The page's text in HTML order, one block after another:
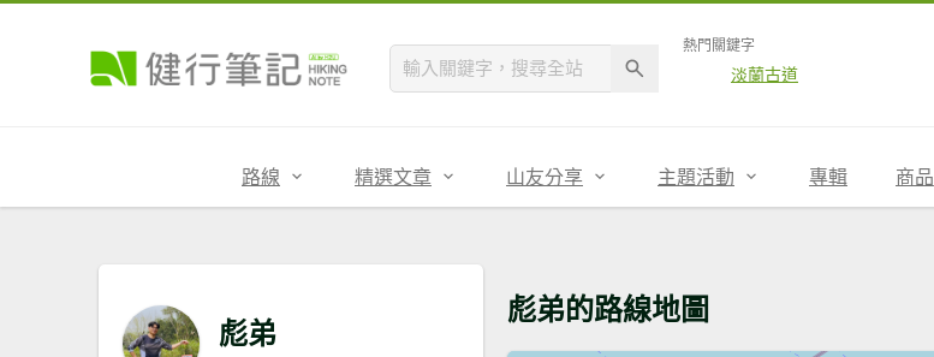
熱門關鍵字
淡蘭古道
路線 精選文章 山友分享 主題活動 專輯 商品
彪弟
彪弟的路線地圖